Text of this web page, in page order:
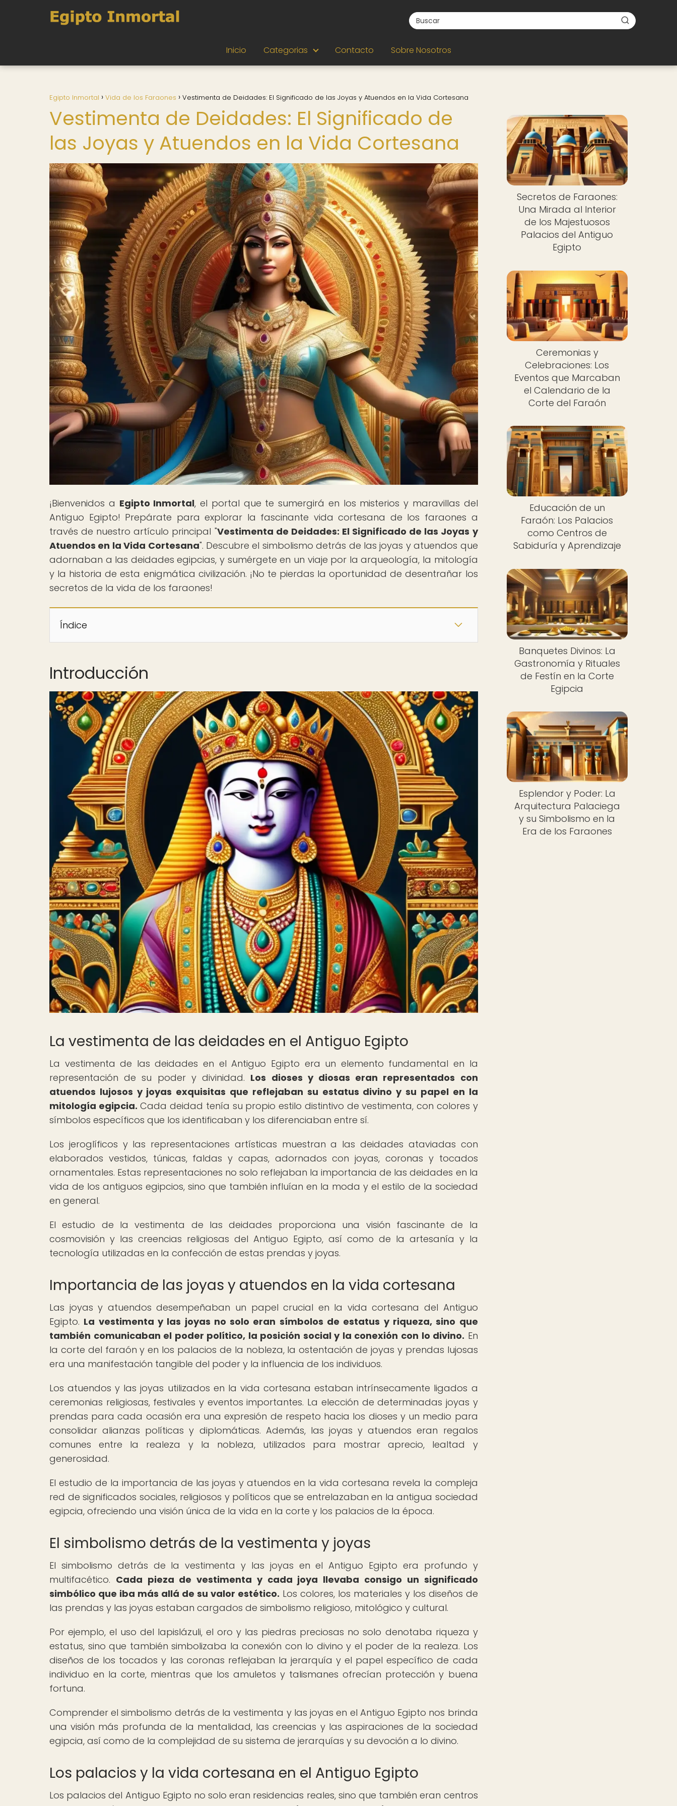
Inicio Categorias Contacto Sobre Nosotros
Egipto Inmortal Vida de los Faraones Vestimenta de Deidades: El Significado de las Joyas y Atuendos en la Vida Cortesana
Vestimenta de Deidades: El Significado de
las Joyas y Atuendos en la Vida Cortesana
¡Bienvenidos a Egipto Inmortal, el portal que te sumergirá en los misterios y maravillas del
Antiguo Egipto! Prepárate para explorar la fascinante vida cortesana de los faraones a
través de nuestro artículo principal "Vestimenta de Deidades: El Significado de las Joyas y
Atuendos en la Vida Cortesana". Descubre el simbolismo detrás de las joyas y atuendos que
adornaban a las deidades egipcias, y sumérgete en un viaje por la arqueología, la mitología
y la historia de esta enigmática civilización. ¡No te pierdas la oportunidad de desentrañar los
secretos de la vida de los faraones!
Índice
Introducción
La vestimenta de las deidades en el Antiguo Egipto
La vestimenta de las deidades en el Antiguo Egipto era un elemento fundamental en la
representación de su poder y divinidad. Los dioses y diosas eran representados con
atuendos lujosos y joyas exquisitas que reflejaban su estatus divino y su papel en la
mitología egipcia. Cada deidad tenía su propio estilo distintivo de vestimenta, con colores y
símbolos específicos que los identificaban y los diferenciaban entre sí.
Los jeroglíficos y las representaciones artísticas muestran a las deidades ataviadas con
elaborados vestidos, túnicas, faldas y capas, adornados con joyas, coronas y tocados
ornamentales. Estas representaciones no solo reflejaban la importancia de las deidades en la
vida de los antiguos egipcios, sino que también influían en la moda y el estilo de la sociedad
en general.
El estudio de la vestimenta de las deidades proporciona una visión fascinante de la
cosmovisión y las creencias religiosas del Antiguo Egipto, así como de la artesanía y la
tecnología utilizadas en la confección de estas prendas y joyas.
Importancia de las joyas y atuendos en la vida cortesana
Las joyas y atuendos desempeñaban un papel crucial en la vida cortesana del Antiguo
Egipto. La vestimenta y las joyas no solo eran símbolos de estatus y riqueza, sino que
también comunicaban el poder político, la posición social y la conexión con lo divino. En
la corte del faraón y en los palacios de la nobleza, la ostentación de joyas y prendas lujosas
era una manifestación tangible del poder y la influencia de los individuos.
Los atuendos y las joyas utilizados en la vida cortesana estaban intrínsecamente ligados a
ceremonias religiosas, festivales y eventos importantes. La elección de determinadas joyas y
prendas para cada ocasión era una expresión de respeto hacia los dioses y un medio para
consolidar alianzas políticas y diplomáticas. Además, las joyas y atuendos eran regalos
comunes entre la realeza y la nobleza, utilizados para mostrar aprecio, lealtad y
generosidad.
El estudio de la importancia de las joyas y atuendos en la vida cortesana revela la compleja
red de significados sociales, religiosos y políticos que se entrelazaban en la antigua sociedad
egipcia, ofreciendo una visión única de la vida en la corte y los palacios de la época.
El simbolismo detrás de la vestimenta y joyas
El simbolismo detrás de la vestimenta y las joyas en el Antiguo Egipto era profundo y
multifacético. Cada pieza de vestimenta y cada joya llevaba consigo un significado
simbólico que iba más allá de su valor estético. Los colores, los materiales y los diseños de
las prendas y las joyas estaban cargados de simbolismo religioso, mitológico y cultural.
Por ejemplo, el uso del lapislázuli, el oro y las piedras preciosas no solo denotaba riqueza y
estatus, sino que también simbolizaba la conexión con lo divino y el poder de la realeza. Los
diseños de los tocados y las coronas reflejaban la jerarquía y el papel específico de cada
individuo en la corte, mientras que los amuletos y talismanes ofrecían protección y buena
fortuna.
Comprender el simbolismo detrás de la vestimenta y las joyas en el Antiguo Egipto nos brinda
una visión más profunda de la mentalidad, las creencias y las aspiraciones de la sociedad
egipcia, así como de la complejidad de su sistema de jerarquías y su devoción a lo divino.
Los palacios y la vida cortesana en el Antiguo Egipto
Los palacios del Antiguo Egipto no solo eran residencias reales, sino que también eran centros
Secretos de Faraones:
Una Mirada al Interior
de los Majestuosos
Palacios del Antiguo
Egipto
Ceremonias y
Celebraciones: Los
Eventos que Marcaban
el Calendario de la
Corte del Faraón
Educación de un
Faraón: Los Palacios
como Centros de
Sabiduría y Aprendizaje
Banquetes Divinos: La
Gastronomía y Rituales
de Festín en la Corte
Egipcia
Esplendor y Poder: La
Arquitectura Palaciega
y su Simbolismo en la
Era de los Faraones